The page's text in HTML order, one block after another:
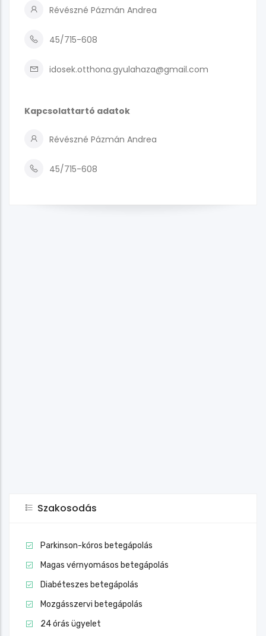
Révészné Pázmán Andrea
45/715-608
idosek.otthona.gyulahaza@gmail.com
Kapcsolattartó adatok
Révészné Pázmán Andrea
45/715-608
Szakosodás
Parkinson-kóros betegápolás
Magas vérnyomásos betegápolás
Diabéteszes betegápolás
Mozgásszervi betegápolás
24 órás ügyelet